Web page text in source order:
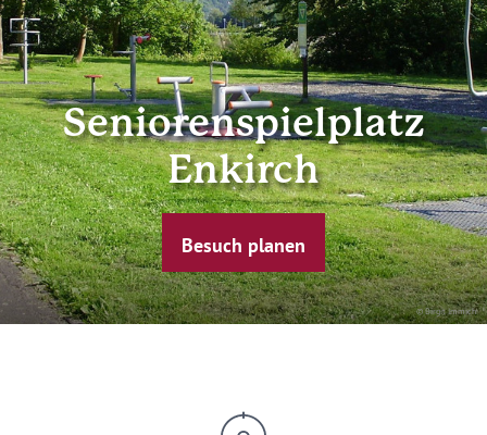
© Birgit Immich
Seniorenspielplatz
Enkirch
Besuch planen